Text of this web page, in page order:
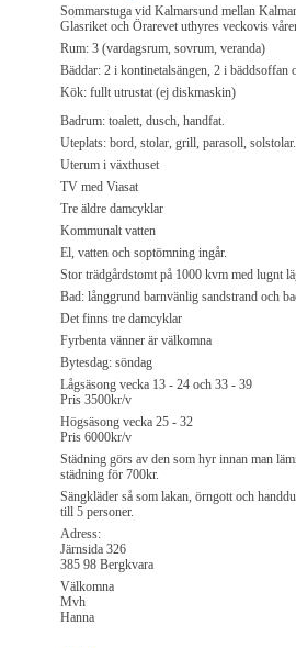
Sommarstuga vid Kalmarsund mellan
Glasriket och Örarevet uthyres veckovis
Rum: 3 (vardagsrum, sovrum, veranda)
Bäddar: 2 i kontinetalsängen, 2 i bäddsoffan
Kök: fullt utrustat (ej diskmaskin)
Badrum: toalett, dusch, handfat.
Uteplats: bord, stolar, grill, parasoll, solstolar.
Uterum i växthuset
TV med Viasat
Tre äldre damcyklar
Kommunalt vatten
El, vatten och soptömning ingår.
Stor trädgårdstomt på 1000 kvm med lugnt
Bad: långgrund barnvänlig sandstrand och
Det finns tre damcyklar
Fyrbenta vänner är välkomna
Bytesdag: söndag
Lågsäsong vecka 13 - 24 och 33 - 39
Pris 3500kr/v
Högsäsong vecka 25 - 32
Pris 6000kr/v
Städning görs av den som hyr innan man
städning för 700kr.
Sängkläder så som lakan, örngott och
till 5 personer.
Adress:
Järnsida 326
385 98 Bergkvara
Välkomna
Mvh
Hanna